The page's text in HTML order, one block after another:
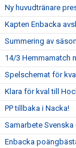
Ny huvudtränare
Kapten Enbacka
Summering av
14/3 Hemmamatch
Spelschemat för
Klara för kval till
PP tillbaka i Nacka!
Samarbete Svenska
Enbacka